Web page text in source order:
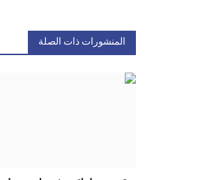
المنشورات ذات الصلة